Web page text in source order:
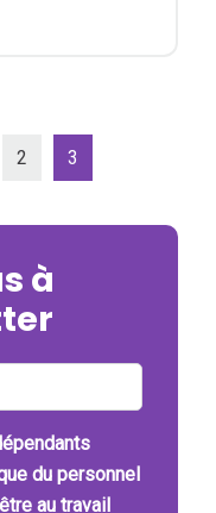
2 3
à
du personnel
au travail